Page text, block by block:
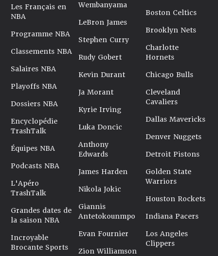
Les Français en
NBA
Programme NBA
Classements NBA
Salaires NBA
Playoffs NBA
Dossiers NBA
Encyclopédie
TrashTalk
Équipes NBA
Podcasts NBA
L'Apéro
TrashTalk
Grandes dates de
la saison NBA
Incroyable
Brocante Sports
Wembanyama
LeBron James
Stephen Curry
Rudy Gobert
Kevin Durant
Ja Morant
Kyrie Irving
Luka Doncic
Anthony
Edwards
James Harden
Nikola Jokic
Giannis
Antetokounmpo
Evan Fournier
Zion Williamson
Boston Celtics
Brooklyn Nets
Charlotte
Hornets
Chicago Bulls
Cleveland
Cavaliers
Dallas Mavericks
Denver Nuggets
Detroit Pistons
Golden State
Warriors
Houston Rockets
Indiana Pacers
Los Angeles
Clippers